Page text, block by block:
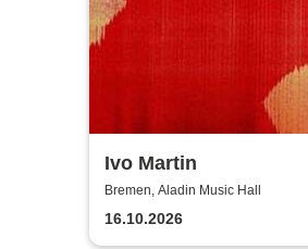
Ivo Martin
Bremen, Aladin Music Hall
16.10.2026